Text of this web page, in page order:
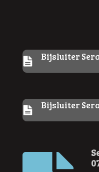
Bijsluiter
Bijsluiter